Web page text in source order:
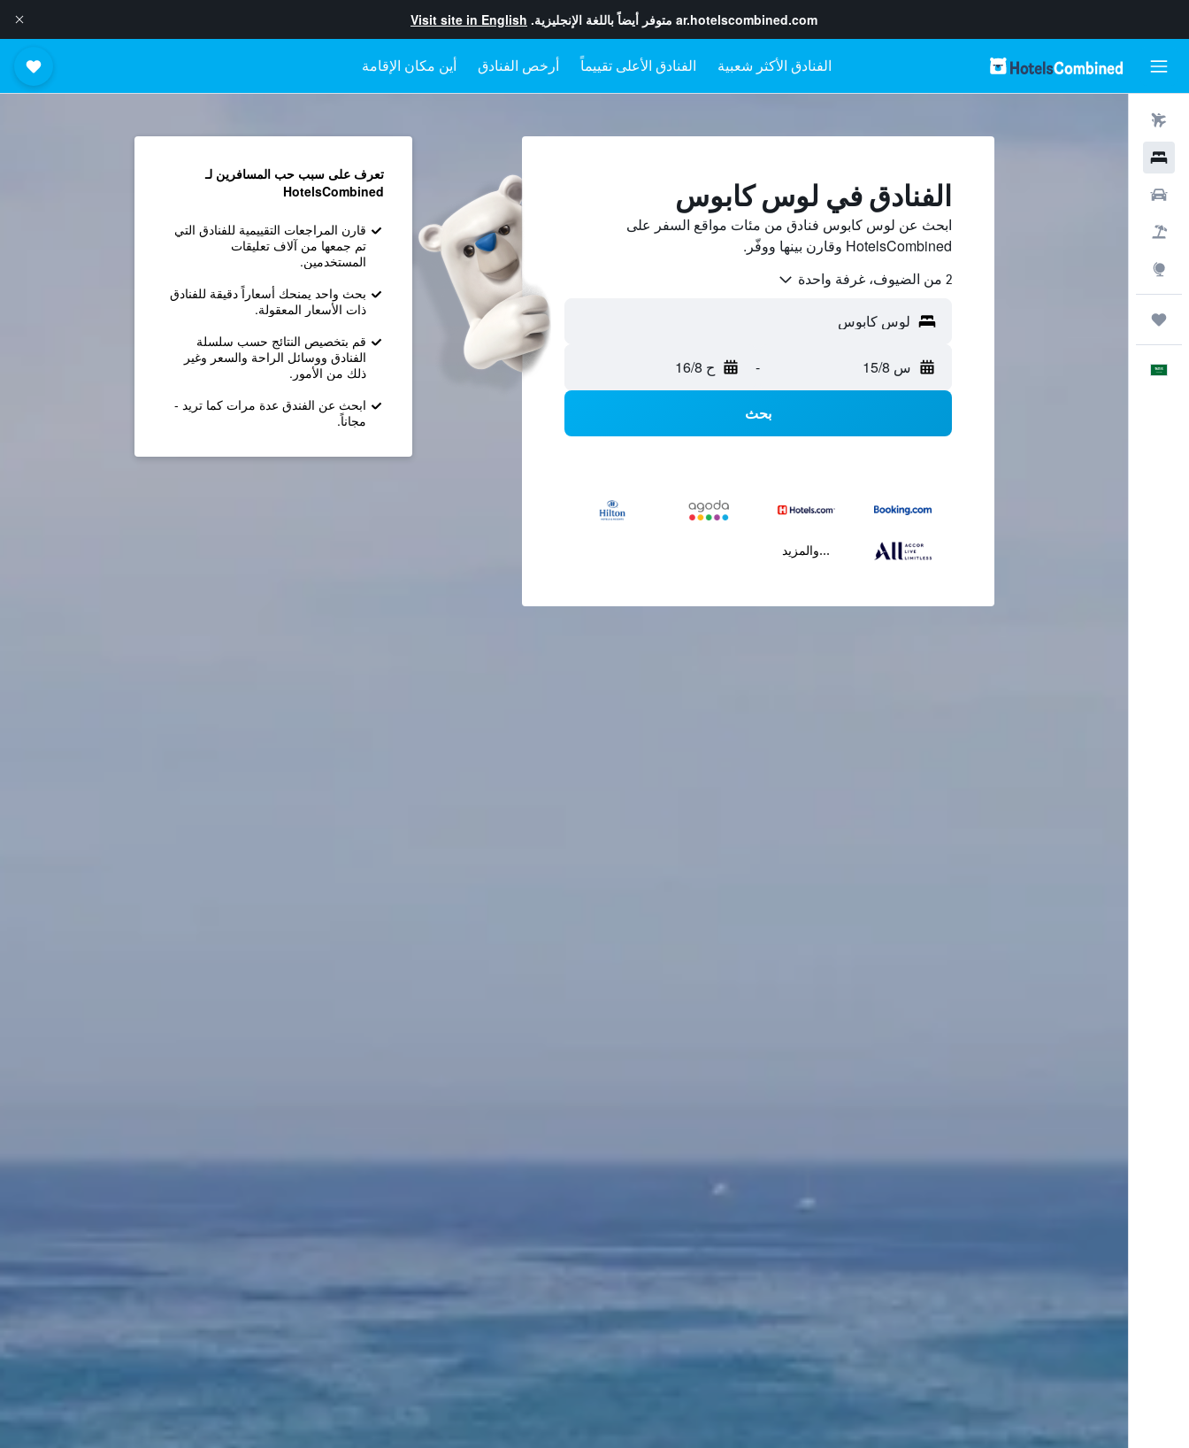
ar.hotelscombined.com متوفر أيضاً باللغة الإنجليزية. Visit site in English
الفنادق الأعلى تقييماً أرخص الفنادق أين مكان الإقامة
الفنادق في لوس كابوس
ابحث عن لوس كابوس فنادق من مئات مواقع السفر على
HotelsCombined وقارن بينها ووفّر.
2 من الضيوف، غرفة واحدة
س 15/8 - ح 16/8
بحث
...والمزيد
تعرف على سبب حب المسافرين لـ
HotelsCombined
قارن المراجعات التقييمية للفنادق التي
تم جمعها من آلاف تعليقات
المستخدمين.
بحث واحد يمنحك أسعاراً دقيقة للفنادق
ذات الأسعار المعقولة.
قم بتخصيص النتائج حسب سلسلة
الفنادق ووسائل الراحة والسعر وغير
ذلك من الأمور.
ابحث عن الفندق عدة مرات كما تريد -
مجاناً.